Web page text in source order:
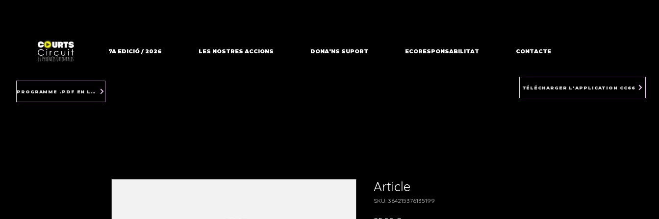
7A EDICIÓ / 2026 LES NOSTRES ACCIONS DONA'NS SUPORT ECORESPONSABILITAT CONTACTE
PROGRAMME .PDF EN LIGNE
TÉLÉCHARGER L'APPLICATION CC66
Article
SKU: 364215376135199